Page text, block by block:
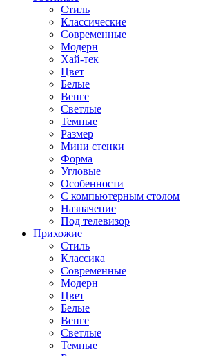
Стиль
Классические
Современные
Модерн
Хай-тек
Цвет
Белые
Венге
Светлые
Темные
Размер
Мини стенки
Форма
Угловые
Особенности
С компьютерным столом
Назначение
Под телевизор
Прихожие
Стиль
Классика
Современные
Модерн
Цвет
Белые
Венге
Светлые
Темные